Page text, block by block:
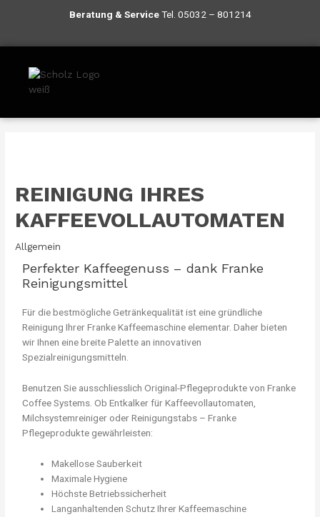
Beratung & ServiceTel. 05032 – 801214
REINIGUNG IHRES
KAFFEEVOLLAUTOMATEN
Allgemein
Perfekter Kaffeegenuss – dank Franke
Reinigungsmittel
Für die bestmögliche Getränkequalität ist eine gründliche
Reinigung Ihrer Franke Kaffeemaschine elementar. Daher bieten
wir Ihnen eine breite Palette an innovativen
Spezialreinigungsmitteln.
Benutzen Sie ausschliesslich Original-Pflegeprodukte von Franke
Coffee Systems. Ob Entkalker für Kaffeevollautomaten,
Milchsystemreiniger oder Reinigungstabs – Franke
Pflegeprodukte gewährleisten:
Makellose Sauberkeit
Maximale Hygiene
Höchste Betriebssicherheit
Langanhaltenden Schutz Ihrer Kaffeemaschine